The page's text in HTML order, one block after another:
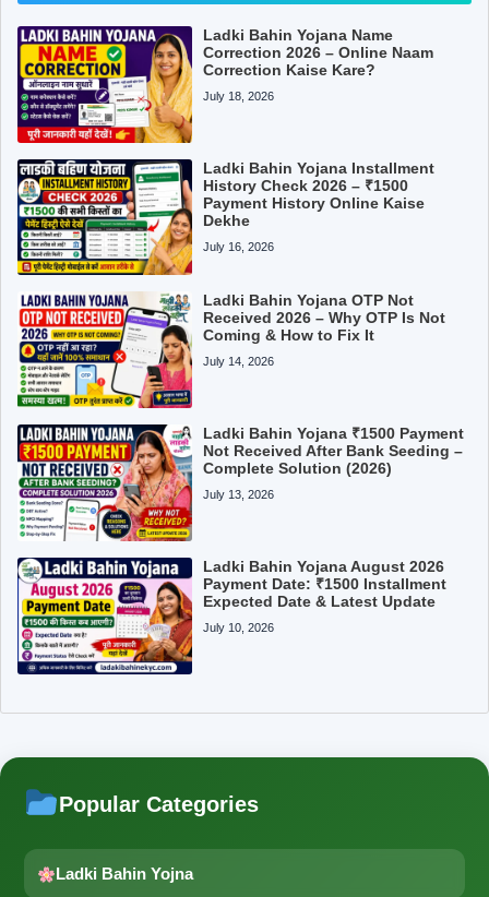
Ladki Bahin Yojana Name
Correction 2026 – Online Naam
Correction Kaise Kare?
July 18, 2026
Ladki Bahin Yojana Installment
History Check 2026 – ₹1500
Payment History Online Kaise
Dekhe
July 16, 2026
Ladki Bahin Yojana OTP Not
Received 2026 – Why OTP Is Not
Coming & How to Fix It
July 14, 2026
Ladki Bahin Yojana ₹1500 Payment
Not Received After Bank Seeding –
Complete Solution (2026)
July 13, 2026
Ladki Bahin Yojana August 2026
Payment Date: ₹1500 Installment
Expected Date & Latest Update
July 10, 2026
Popular Categories
Ladki Bahin Yojna